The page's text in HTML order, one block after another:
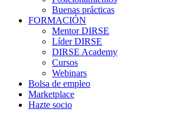
Buenas prácticas
FORMACIÓN
Mentor DIRSE
Líder DIRSE
DIRSE Academy
Cursos
Webinars
Bolsa de empleo
Marketplace
Hazte socio